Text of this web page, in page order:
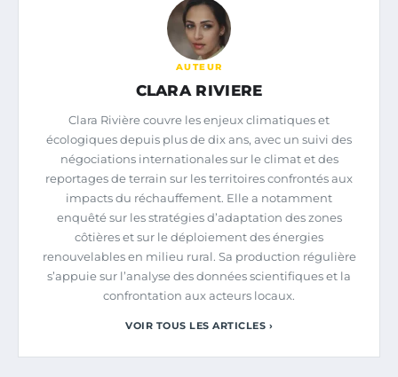
AUTEUR
CLARA RIVIERE
Clara Rivière couvre les enjeux climatiques et
écologiques depuis plus de dix ans, avec un suivi des
négociations internationales sur le climat et des
reportages de terrain sur les territoires confrontés aux
impacts du réchauffement. Elle a notamment
enquêté sur les stratégies d’adaptation des zones
côtières et sur le déploiement des énergies
renouvelables en milieu rural. Sa production régulière
s’appuie sur l’analyse des données scientifiques et la
confrontation aux acteurs locaux.
VOIR TOUS LES ARTICLES ›